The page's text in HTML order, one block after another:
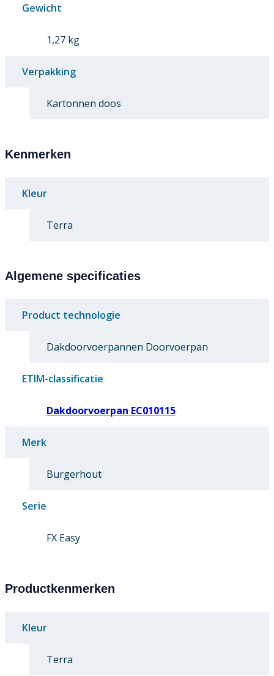
Gewicht
1,27 kg
Verpakking
Kartonnen doos
Kenmerken
Kleur
Terra
Algemene specificaties
Product technologie
Dakdoorvoerpannen Doorvoerpan
ETIM-classificatie
Dakdoorvoerpan EC010115
Merk
Burgerhout
Serie
FX Easy
Productkenmerken
Kleur
Terra